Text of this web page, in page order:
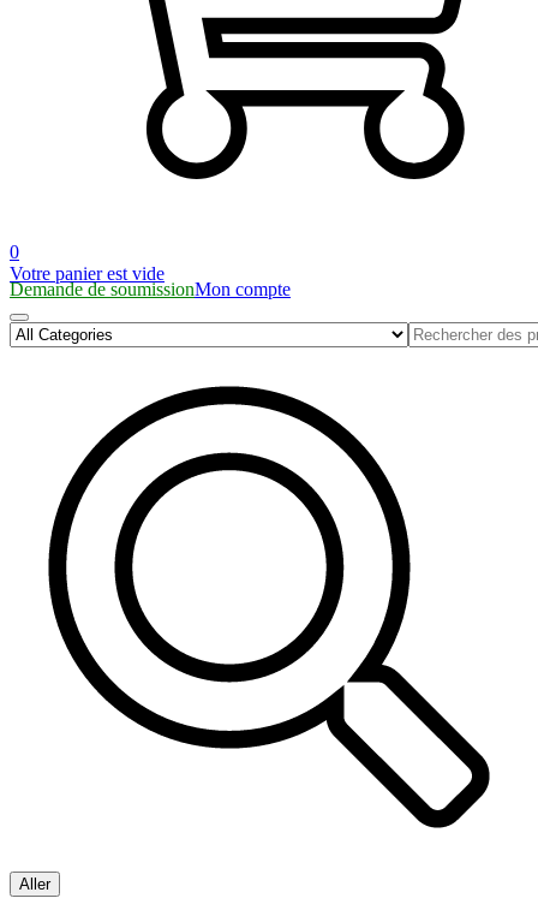
0
Votre panier est vide
Demande de soumissionMon compte
Aller